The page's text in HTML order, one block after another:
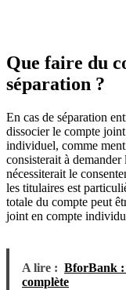
Que faire du
séparation ?
En cas de séparation
dissocier le compte
individuel, comme
consisterait à
nécessiterait le
les titulaires est
totale du compte peut
joint en compte
A lire : BforBank :
complète